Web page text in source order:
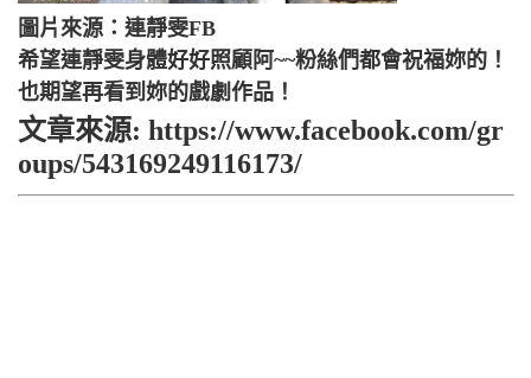
圖片來源：連靜雯FB
希望連靜雯身體好好照顧阿~~粉絲們都會祝福妳的！
也期望再看到妳的戲劇作品！
文章來源: https://www.facebook.com/gr
oups/543169249116173/